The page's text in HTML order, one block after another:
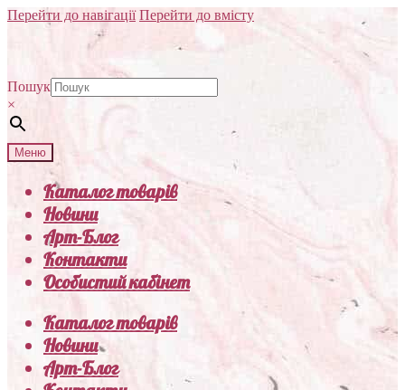
Перейти до навігації Перейти до вмісту
Пошук
×
Меню
Каталог товарів
Новини
Арт-Блог
Контакти
Особистий кабінет
Каталог товарів
Новини
Арт-Блог